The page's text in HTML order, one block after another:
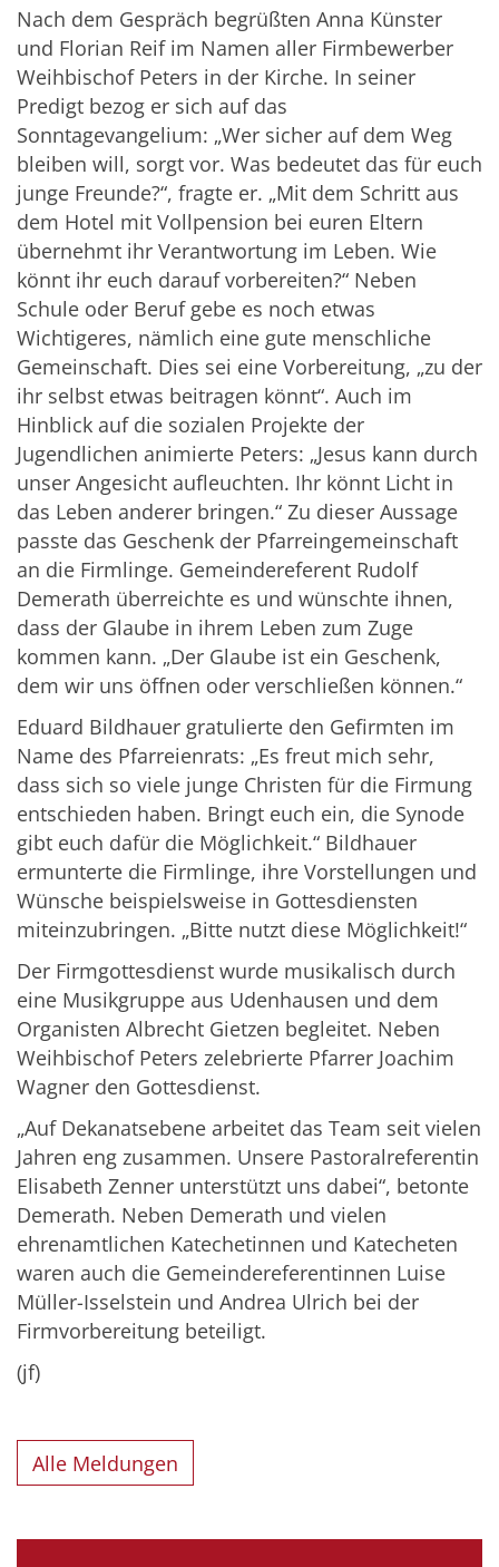
Nach dem Gespräch begrüßten Anna Künster
und Florian Reif im Namen aller Firmbewerber
Weihbischof Peters in der Kirche. In seiner
Predigt bezog er sich auf das
Sonntagevangelium: „Wer sicher auf dem Weg
bleiben will, sorgt vor. Was bedeutet das für euch
junge Freunde?“, fragte er. „Mit dem Schritt aus
dem Hotel mit Vollpension bei euren Eltern
übernehmt ihr Verantwortung im Leben. Wie
könnt ihr euch darauf vorbereiten?“ Neben
Schule oder Beruf gebe es noch etwas
Wichtigeres, nämlich eine gute menschliche
Gemeinschaft. Dies sei eine Vorbereitung, „zu der
ihr selbst etwas beitragen könnt“. Auch im
Hinblick auf die sozialen Projekte der
Jugendlichen animierte Peters: „Jesus kann durch
unser Angesicht aufleuchten. Ihr könnt Licht in
das Leben anderer bringen.“ Zu dieser Aussage
passte das Geschenk der Pfarreingemeinschaft
an die Firmlinge. Gemeindereferent Rudolf
Demerath überreichte es und wünschte ihnen,
dass der Glaube in ihrem Leben zum Zuge
kommen kann. „Der Glaube ist ein Geschenk,
dem wir uns öffnen oder verschließen können.“
Eduard Bildhauer gratulierte den Gefirmten im
Name des Pfarreienrats: „Es freut mich sehr,
dass sich so viele junge Christen für die Firmung
entschieden haben. Bringt euch ein, die Synode
gibt euch dafür die Möglichkeit.“ Bildhauer
ermunterte die Firmlinge, ihre Vorstellungen und
Wünsche beispielsweise in Gottesdiensten
miteinzubringen. „Bitte nutzt diese Möglichkeit!“
Der Firmgottesdienst wurde musikalisch durch
eine Musikgruppe aus Udenhausen und dem
Organisten Albrecht Gietzen begleitet. Neben
Weihbischof Peters zelebrierte Pfarrer Joachim
Wagner den Gottesdienst.
„Auf Dekanatsebene arbeitet das Team seit vielen
Jahren eng zusammen. Unsere Pastoralreferentin
Elisabeth Zenner unterstützt uns dabei“, betonte
Demerath. Neben Demerath und vielen
ehrenamtlichen Katechetinnen und Katecheten
waren auch die Gemeindereferentinnen Luise
Müller-Isselstein und Andrea Ulrich bei der
Firmvorbereitung beteiligt.
(jf)
Alle Meldungen